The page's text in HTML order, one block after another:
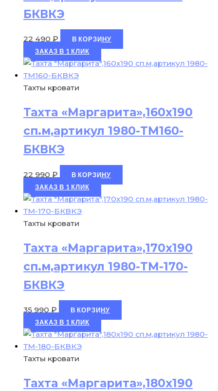
БКВКЭ
22 490 ₽
В КОРЗИНУ
ЗАКАЗ В 1 КЛИК
Тахты кровати
Тахта «Маргарита»,160х190
сп.м,артикул 1980-ТМ160-
БКВКЭ
22 990 ₽
В КОРЗИНУ
ЗАКАЗ В 1 КЛИК
Тахты кровати
Тахта «Маргарита»,170х190
сп.м,артикул 1980-ТМ-170-
БКВКЭ
35 990 ₽
В КОРЗИНУ
ЗАКАЗ В 1 КЛИК
Тахты кровати
Тахта «Маргарита»,180х190